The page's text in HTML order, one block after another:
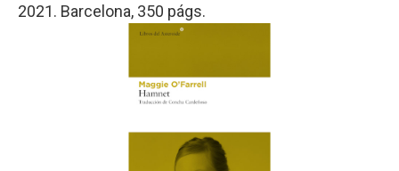
2021. Barcelona, 350 págs.